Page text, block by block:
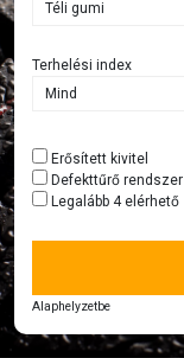
Terhelési index
Erősített kivitel
Defekttűrő rendszer
Legalább 4 elérhető
Alaphelyzetbe